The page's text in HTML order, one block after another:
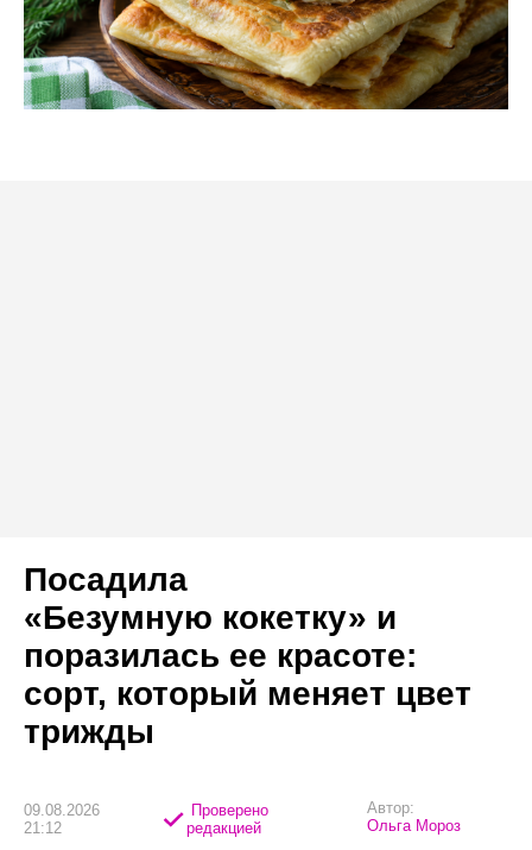
Посадила
«Безумную кокетку» и
поразилась ее красоте:
сорт, который меняет цвет
трижды
09.08.2026
21:12
Проверено
редакцией
Автор:
Ольга Мороз